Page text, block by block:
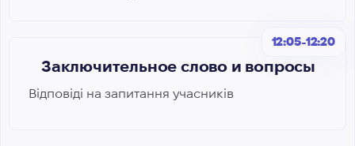
12:05-12:20
Заключительное слово и вопросы
Відповіді на запитання учасників